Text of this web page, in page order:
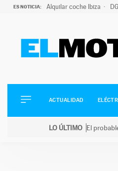
ES NOTICIA: Alquilar coche Ibiza
ELÉCTRICOS
CONDUCIR
ACTUALIDAD
LO ÚLTIMO El